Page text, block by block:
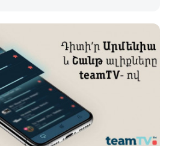
Исходящие звонки локальные –
– 250 драм Интернет – 7000
Бермудские острова,
Верде, Куба, Эквоториальная
Гвинея, Мадага